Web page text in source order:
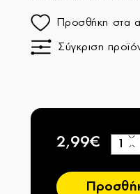
Προσθήκη στα
Σύγκριση
2,99€
−
+